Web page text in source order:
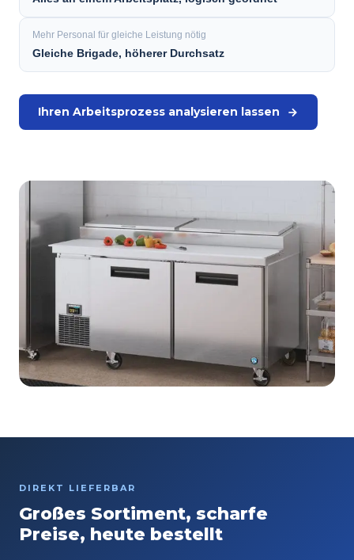
Mehr Personal für gleiche Leistung nötig
Gleiche Brigade, höherer Durchsatz
Ihren Arbeitsprozess analysieren lassen
DIREKT LIEFERBAR
Großes Sortiment, scharfe
Preise, heute bestellt